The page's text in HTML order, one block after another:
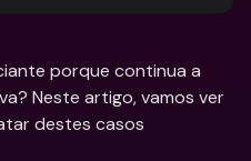
porque continua a
Neste artigo, vamos ver
destes casos